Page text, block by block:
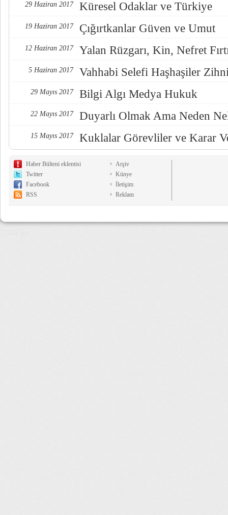
29 Haziran 2017 Küresel Odaklar ve Türkiye
19 Haziran 2017 Çığırtkanlar Güven ve Umut
12 Haziran 2017 Yalan Rüzgarı, Kin, Nefret
5 Haziran 2017 Vahhabi Selefi Haşhaşiler
29 Mayıs 2017 Bilgi Algı Medya Hukuk
22 Mayıs 2017 Duyarlı Olmak Ama Neden
15 Mayıs 2017 Kuklalar Görevliler ve Karar
Haber Bülteni eklentisi
Twitter
Facebook
RSS
Arşiv
Künye
İletişim
Reklam